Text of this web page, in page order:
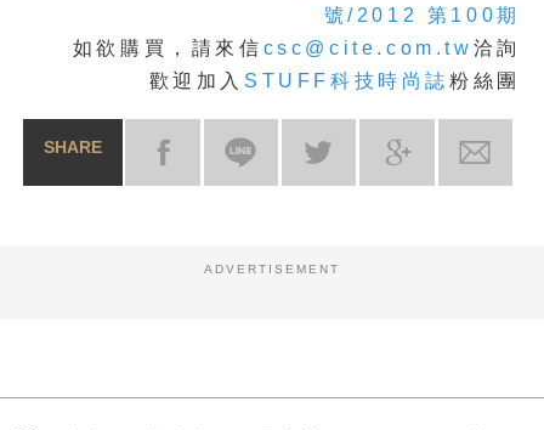
號/2012 第100期
如欲購買，請來信 csc@cite.com.tw 洽詢
歡迎加入 STUFF科技時尚誌 粉絲團
SHARE
ADVERTISEMENT